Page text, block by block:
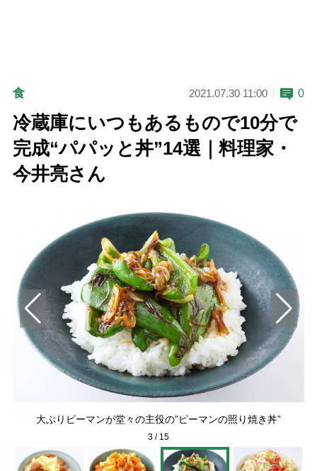
食 2021.07.30 11:00 0
冷蔵庫にいつもあるもので10分で
完成“パパッと丼”14選｜料理家・
今井亮さん
大ぶりピーマンが堂々の主役の”ピーマンの照り焼き丼”
3 / 15